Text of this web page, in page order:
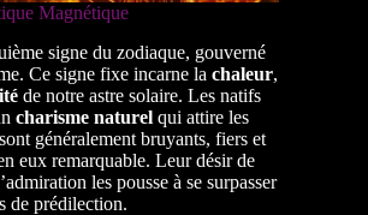
Magnétique
signe du zodiaque, gouverné
Ce signe fixe incarne la chaleur,
de notre astre solaire. Les natifs
charisme naturel qui attire les
généralement bruyants, fiers et
eux remarquable. Leur désir de
les pousse à se surpasser
de prédilection.